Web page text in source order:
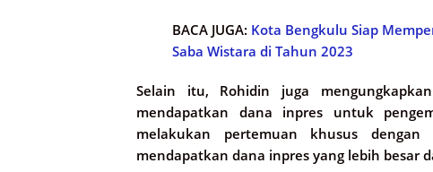
BACA JUGA: Kota Bengkulu Siap
Saba Wistara di Tahun 2023
Selain itu, Rohidin juga
mendapatkan dana inpres untuk
melakukan pertemuan khusus
mendapatkan dana inpres yang lebih besar